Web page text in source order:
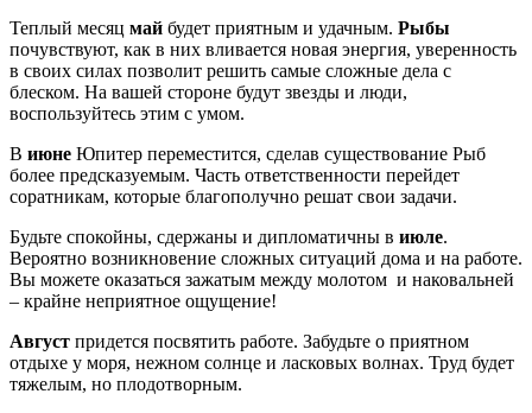
Теплый месяц май будет приятным и удачным. Рыбы
почувствуют, как в них вливается новая энергия, уверенность
в своих силах позволит решить самые сложные дела с
блеском. На вашей стороне будут звезды и люди,
воспользуйтесь этим с умом.
В июне Юпитер переместится, сделав существование Рыб
более предсказуемым. Часть ответственности перейдет
соратникам, которые благополучно решат свои задачи.
Будьте спокойны, сдержаны и дипломатичны в июле.
Вероятно возникновение сложных ситуаций дома и на работе.
Вы можете оказаться зажатым между молотом и наковальней
– крайне неприятное ощущение!
Август придется посвятить работе. Забудьте о приятном
отдыхе у моря, нежном солнце и ласковых волнах. Труд будет
тяжелым, но плодотворным.